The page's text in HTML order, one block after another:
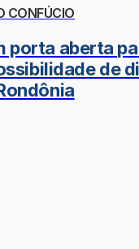
CONFÚCIO
porta aberta
de